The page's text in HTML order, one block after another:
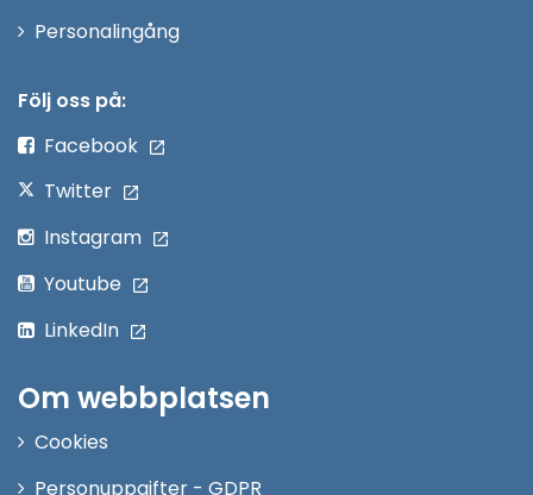
PersonalingångÖppna
Följ oss på:
Facebook
Twitter
Instagram
Youtube
LinkedIn
Om webbplatsen
Cookies
Personuppgifter - GDPR